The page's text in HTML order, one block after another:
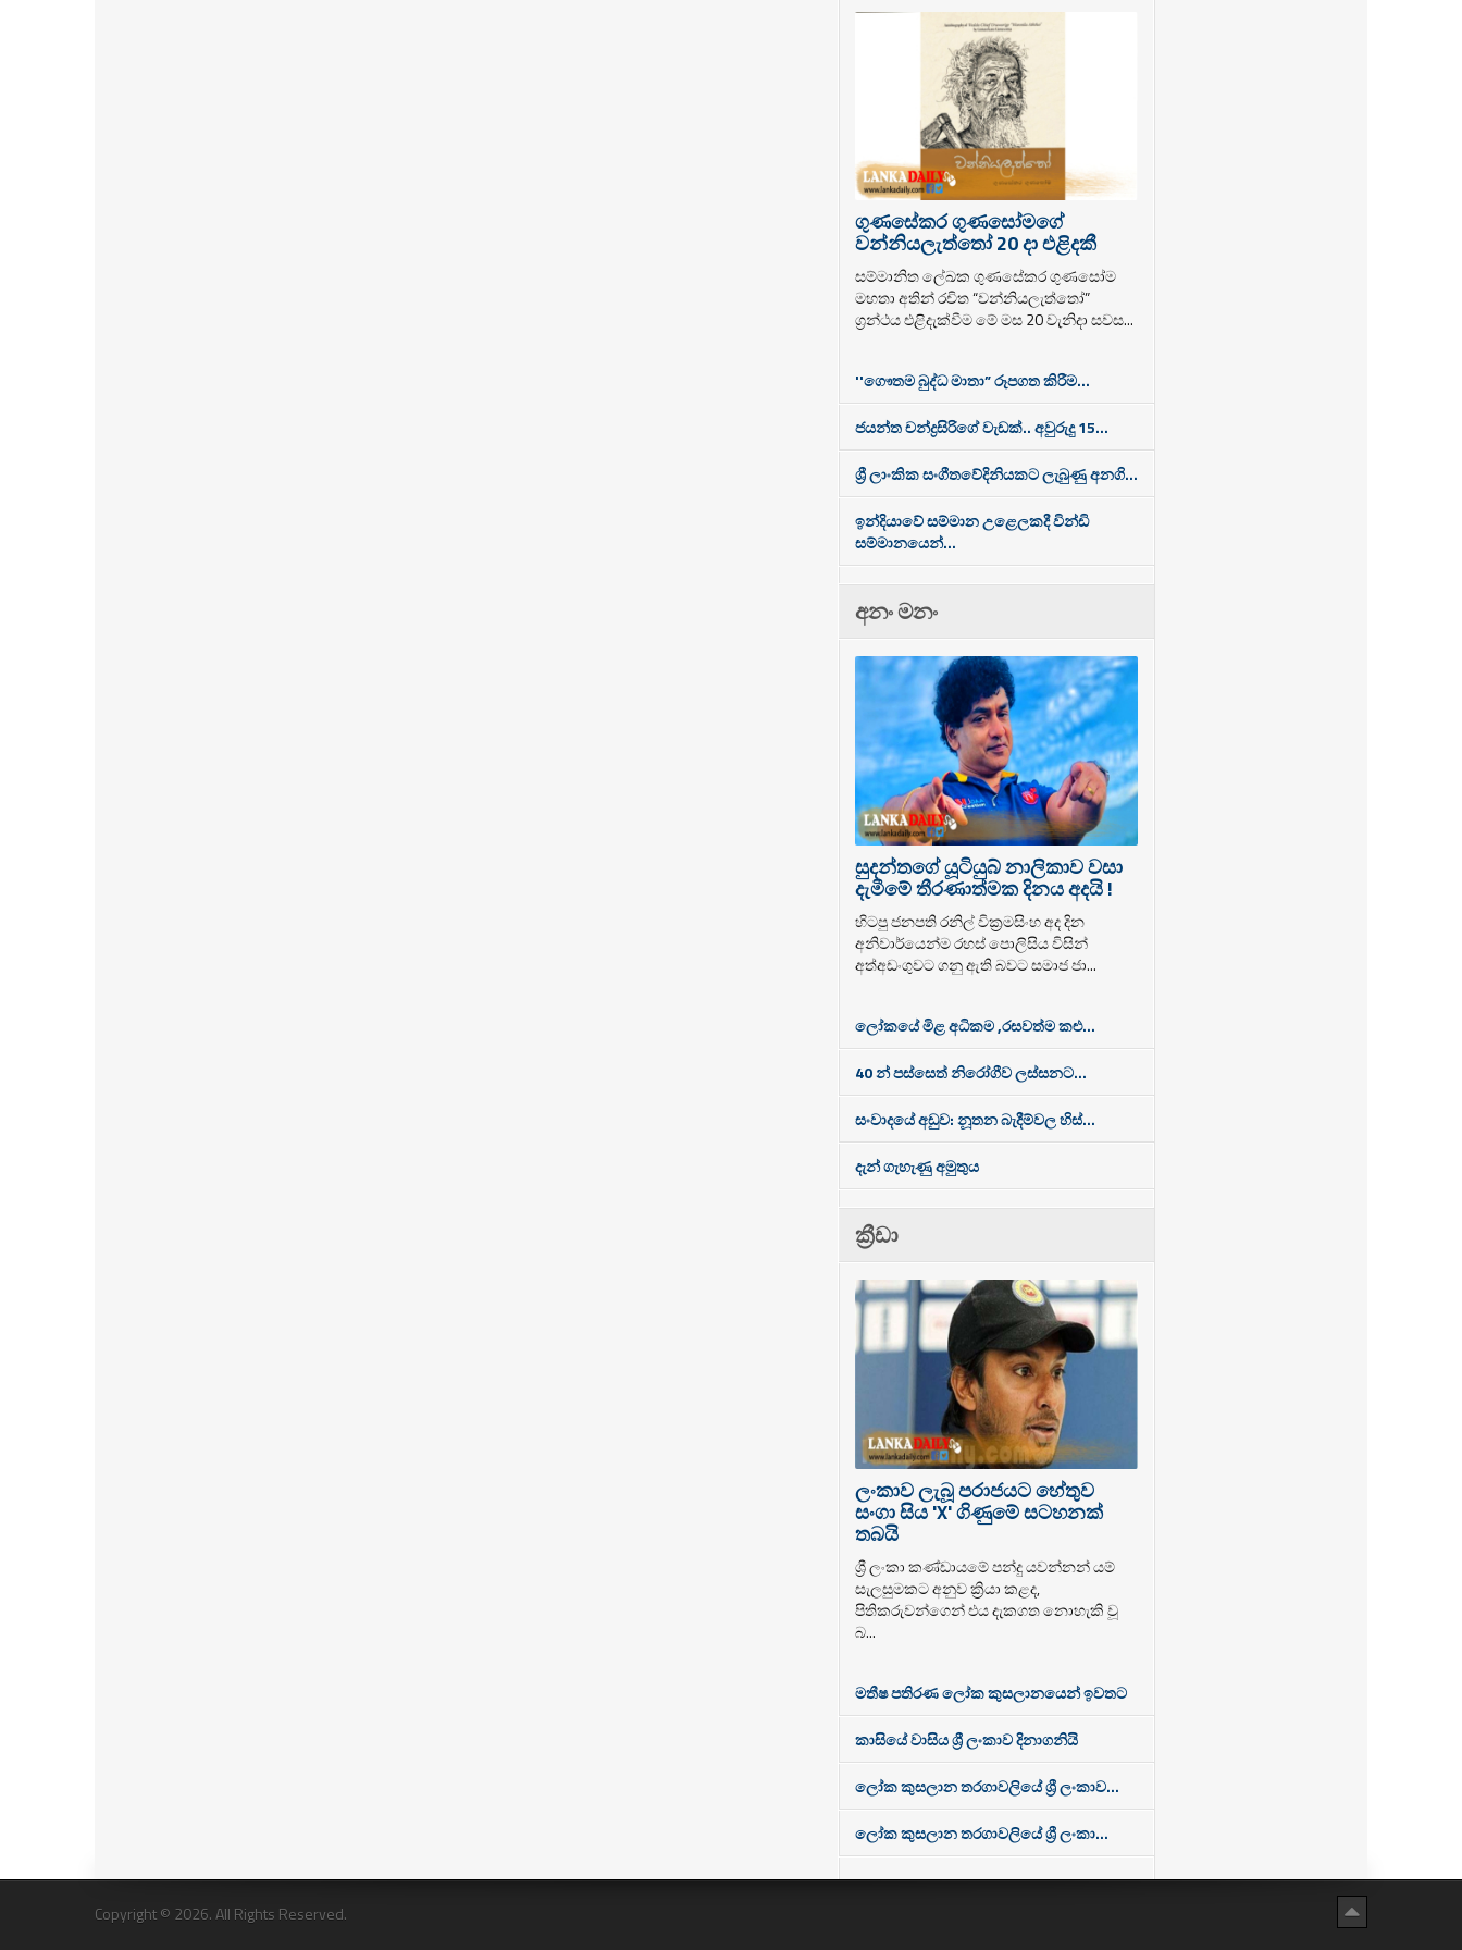
ගුණසේකර ගුණසෝමගේ
වන්නියලැත්තෝ 20 දා එළිදකී
සම්මානිත ලේඛක ගුණසේකර ගුණසෝම
මහතා අතින් රචිත “වන්නියලැත්තෝ”
ග්‍රන්ථය එළිදැක්වීම මේ මස 20 වැනිදා සවස...
''ගෞතම බුද්ධ මාතා” රූපගත කිරීම...
ජයන්ත චන්ද්‍රසිරිගේ වැඩක්.. අවුරුදු 15...
ශ්‍රී ලාංකික සංගීතවේදිනියකට ලැබුණු අනගි...
ඉන්දියාවේ සම්මාන උළෙලකදී වින්ඩි
සම්මානයෙන්...
අනං මනං
සුදන්තගේ යූටියුබ් නාලිකාව වසා
දැමීමේ තීරණාත්මක දිනය අදයි !
හිටපු ජනපති රනිල් වික්‍රමසිංහ අද දින
අනිවාර්යෙන්ම රහස් පොලිසිය විසින්
අත්අඩංගුවට ගනු ඇති බවට සමාජ ජා...
ලෝකයේ මිළ අධිකම ,රසවත්ම කළු...
40 න් පස්සෙත් නිරෝගීව ලස්සනට...
සංවාදයේ අඩුව: නූතන බැදීම්වල හිස්...
දැන් ගැහැණු අමුතුය
ක්‍රීඩා
ලංකාව ලැබූ පරාජයට හේතුව
සංගා සිය 'X' ගිණුමේ සටහනක්
තබයි
ශ්‍රී ලංකා කණ්ඩායමේ පන්දු යවන්නන් යම්
සැලසුමකට අනුව ක්‍රියා කළද,
පිතිකරුවන්ගෙන් එය දැකගත නොහැකි වූ
බ...
මතීෂ පතිරණ ලෝක කුසලානයෙන් ඉවතට
කාසියේ වාසිය ශ්‍රී ලංකාව දිනාගනියි
ලෝක කුසලාන තරගාවලියේ ශ්‍රී ලංකාව...
ලෝක කුසලාන තරගාවලියේ ශ්‍රී ලංකා...
Copyright © 2026. All Rights Reserved.